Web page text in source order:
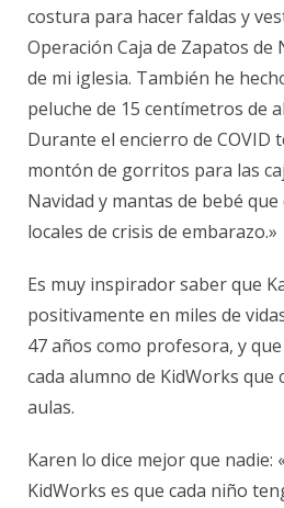
costura para hacer faldas y
Operación Caja de Zapatos
de mi iglesia. También he
peluche de 15 centímetros de
Durante el encierro de COVID
montón de gorritos para las
Navidad y mantas de bebé
locales de crisis de embarazo.»
Es muy inspirador saber que
positivamente en miles de
47 años como profesora, y
cada alumno de KidWorks que
aulas.
Karen lo dice mejor que nadie:
KidWorks es que cada niño